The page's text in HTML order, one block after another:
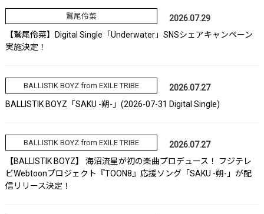
鷲尾伶菜
2026.07.29
【鷲尾伶菜】Digital Single「Underwater」SNSシェアキャンペーン
実施決定！
BALLISTIK BOYZ from EXILE TRIBE
2026.07.27
BALLISTIK BOYZ「SAKU -朔-」(2026-07-31 Digital Single)
BALLISTIK BOYZ from EXILE TRIBE
2026.07.27
【BALLISTIK BOYZ】 海沼流星が初の楽曲プロデュース！ フジテレ
ビWebtoonプロジェクト『TOON8』応援ソング「SAKU -朔-」が配
信リリース決定！